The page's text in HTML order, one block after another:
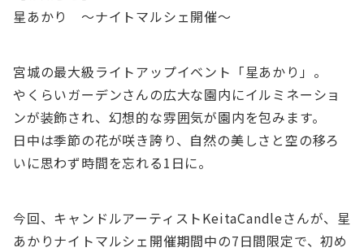
星あかり 〜ナイトマルシェ開催〜
宮城の最大級ライトアップイベント「星あかり」。
やくらいガーデンさんの広大な園内にイルミネーショ
ンが装飾され、幻想的な雰囲気が園内を包みます。
日中は季節の花が咲き誇り、自然の美しさと空の移ろ
いに思わず時間を忘れる1日に。
今回、キャンドルアーティストKeitaCandleさんが、星
あかりナイトマルシェ開催期間中の7日間限定で、初め